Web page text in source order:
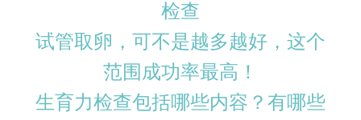
检查
试管取卵，可不是越多越好，这个
范围成功率最高！
生育力检查包括哪些内容？有哪些